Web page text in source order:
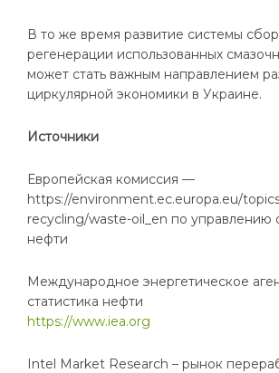
В то же время развитие системы
регенерации использованных
может стать важным направлением
циркулярной экономики в Украине.
Источники
Европейская комиссия —
https://environment.ec.europa.eu/
recycling/waste-oil_en по управлению
нефти
Международное энергетическое
статистика нефти
https://www.iea.org
Intel Market Research – рынок